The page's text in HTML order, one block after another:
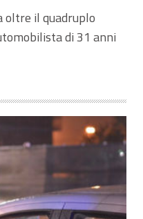
oltre il quadruplo
di 31 anni